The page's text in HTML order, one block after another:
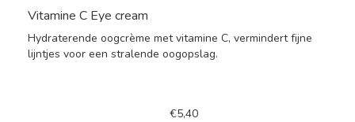
Vitamine C Eye cream
Hydraterende oogcrème met vitamine C, vermindert fijne
lijntjes voor een stralende oogopslag.
€5,40